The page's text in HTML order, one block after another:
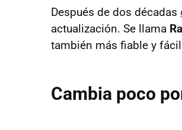
Después de dos décadas
actualización. Se llama
también más fiable y
Cambia poco